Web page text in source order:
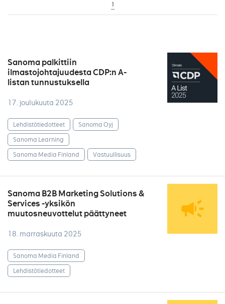
1
Sanoma palkittiin
ilmastojohtajuudesta CDP:n A-
listan tunnustuksella
17. joulukuuta 2025
Lehdistötiedotteet
Sanoma Oyj
Sanoma Learning
Sanoma Media Finland
Vastuullisuus
Sanoma B2B Marketing Solutions &
Services -yksikön
muutosneuvottelut päättyneet
18. marraskuuta 2025
Sanoma Media Finland
Lehdistötiedotteet